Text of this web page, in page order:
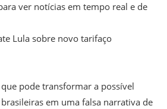
ver notícias em tempo real e de
Lula sobre novo tarifaço
pode transformar a possível
em uma falsa narrativa de